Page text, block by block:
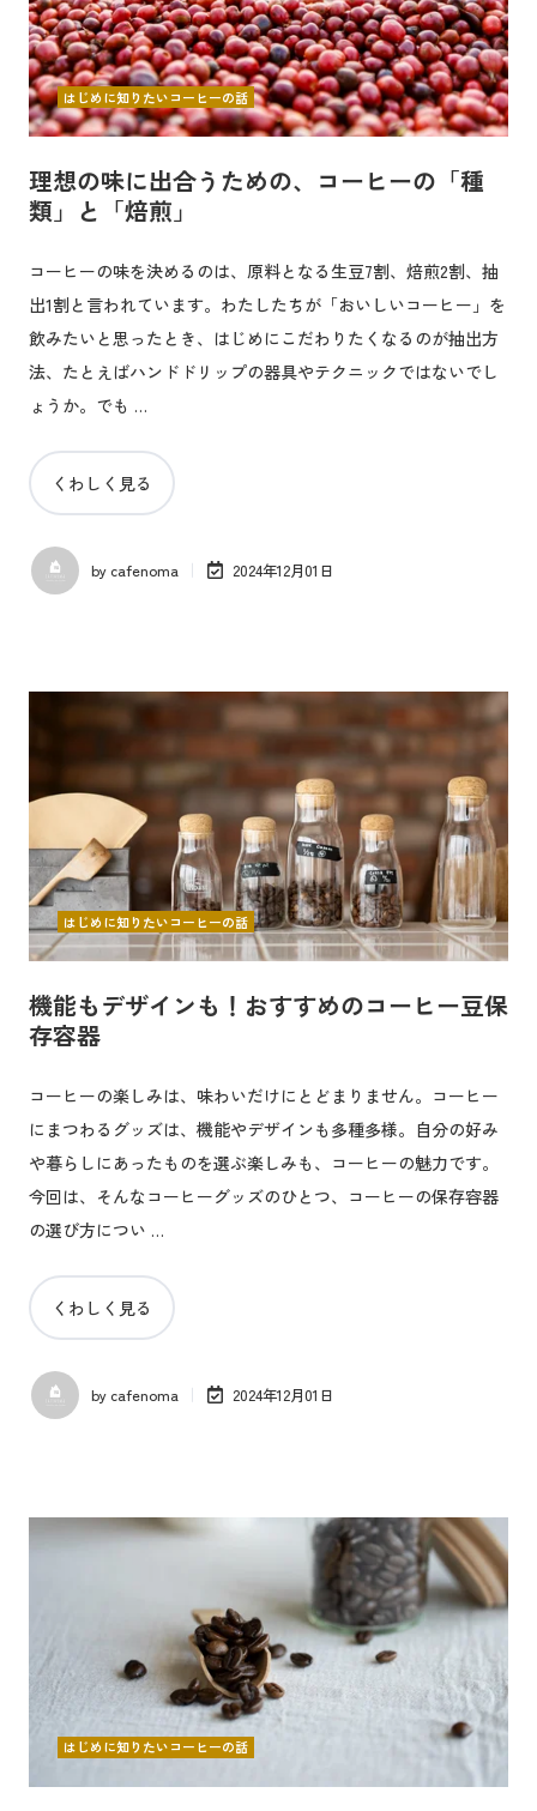
理想の味に出合うための、コーヒーの「種
類」と「焙煎」
コーヒーの味を決めるのは、原料となる生豆7割、焙煎2割、抽
出1割と言われています。わたしたちが「おいしいコーヒー」を
飲みたいと思ったとき、はじめにこだわりたくなるのが抽出方
法、たとえばハンドドリップの器具やテクニックではないでし
ょうか。でも …
くわしく見る
by cafenoma 2024年12月01日
はじめに知りたいコーヒーの話
機能もデザインも！おすすめのコーヒー豆保
存容器
コーヒーの楽しみは、味わいだけにとどまりません。コーヒー
にまつわるグッズは、機能やデザインも多種多様。自分の好み
や暮らしにあったものを選ぶ楽しみも、コーヒーの魅力です。
今回は、そんなコーヒーグッズのひとつ、コーヒーの保存容器
の選び方につい …
くわしく見る
by cafenoma 2024年12月01日
はじめに知りたいコーヒーの話
はじめに知りたいコーヒーの話